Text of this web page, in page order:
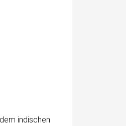
indis­chen